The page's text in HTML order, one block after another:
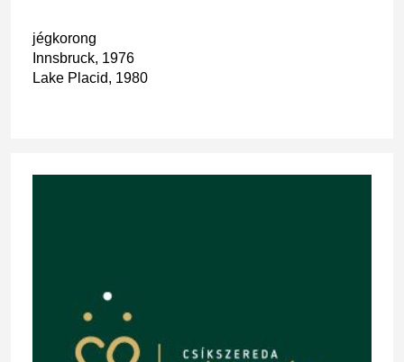
jégkorong
Innsbruck, 1976
Lake Placid, 1980